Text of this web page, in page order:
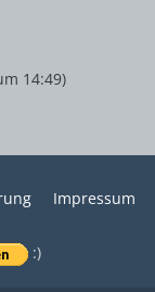
14:49)
Impressum
:)